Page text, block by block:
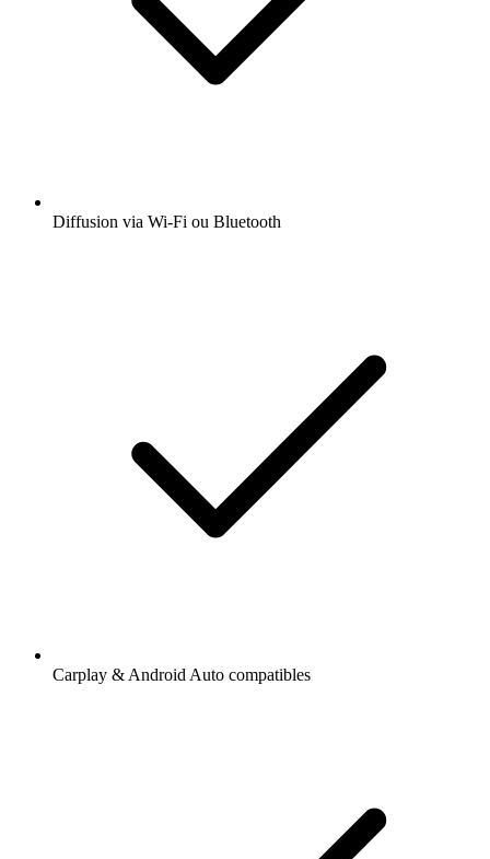
Diffusion via Wi-Fi ou Bluetooth
Carplay & Android Auto compatibles